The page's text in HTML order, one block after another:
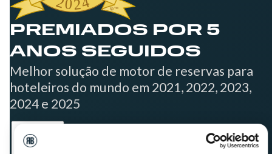
PREMIADOS POR 5
ANOS SEGUIDOS
Melhor solução de motor de reservas para
hoteleiros do mundo em 2021, 2022, 2023,
2024 e 2025